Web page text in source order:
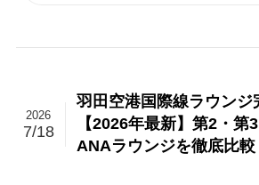
羽田空港国際線ラウンジ
【2026年最新】第2・第
ANAラウンジを徹底比較
2026
7/18